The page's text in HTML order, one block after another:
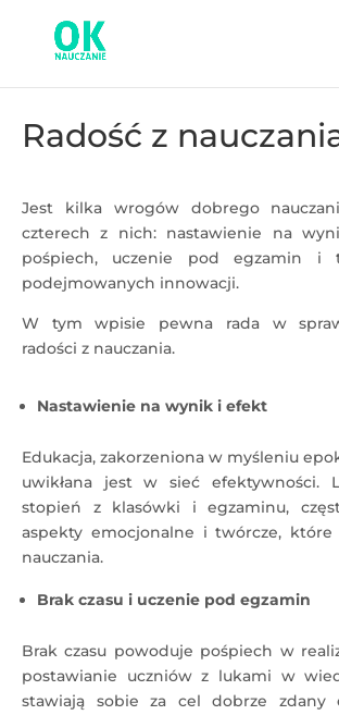
Radość z
Jest kilka wrogów dobrego
czterech z nich: nastawienie na
pośpiech, uczenie pod egzamin i
podejmowanych innowacji.
W tym wpisie pewna rada w
radości z nauczania.
Nastawienie na wynik i efekt
Edukacja, zakorzeniona w myśleniu
uwikłana jest w sieć efektywności.
stopień z klasówki i egzaminu,
aspekty emocjonalne i twórcze,
nauczania.
Brak czasu i uczenie pod egzamin
Brak czasu powoduje pośpiech w
postawianie uczniów z lukami w
stawiają sobie za cel dobrze zdany